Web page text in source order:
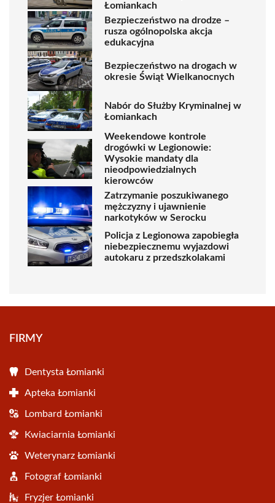
Łomiankach
Bezpieczeństwo na drodze –
rusza ogólnopolska akcja
edukacyjna
Bezpieczeństwo na drogach w
okresie Świąt Wielkanocnych
Nabór do Służby Kryminalnej w
Łomiankach
Weekendowe kontrole
drogówki w Legionowie:
Wysokie mandaty dla
nieodpowiedzialnych
kierowców
Zatrzymanie poszukiwanego
mężczyzny i ujawnienie
narkotyków w Serocku
Policja z Legionowa zapobiegła
niebezpiecznemu wyjazdowi
autokaru z przedszkolakami
FIRMY
Dentysta Łomianki
Apteka Łomianki
Lombard Łomianki
Kwiaciarnia Łomianki
Weterynarz Łomianki
Fotograf Łomianki
Fryzjer Łomianki